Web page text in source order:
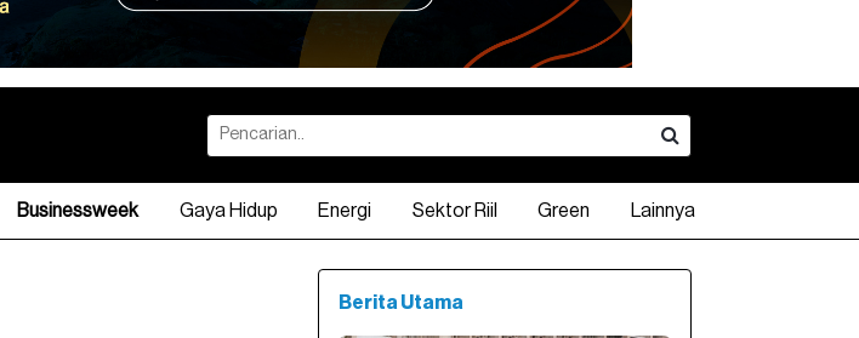
Businessweek Gaya Hidup Energi Sektor Riil Green Lainnya
Berita Utama